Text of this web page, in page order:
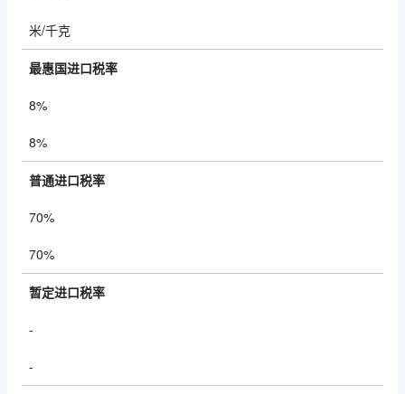
米/千克
最惠国进口税率
8%
8%
普通进口税率
70%
70%
暂定进口税率
-
-